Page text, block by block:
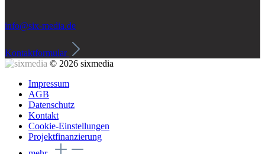
info@six-media.de
Kontaktformular
© 2026 sixmedia
Impressum
AGB
Datenschutz
Kontakt
Cookie-Einstellungen
Projektfinanzierung